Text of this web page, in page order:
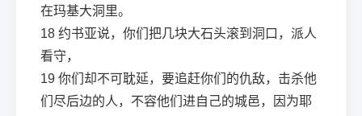
在玛基大洞里。
18 约书亚说，你们把几块大石头滚到洞口，派人
看守，
19 你们却不可耽延，要追赶你们的仇敌，击杀他
们尽后边的人，不容他们进自己的城邑，因为耶